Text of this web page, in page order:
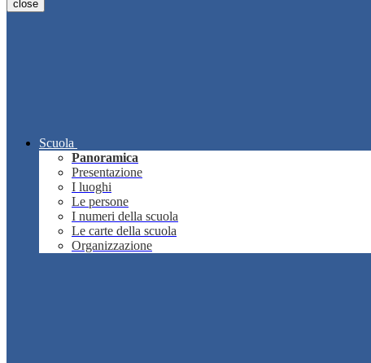
close
Scuola
Panoramica
Presentazione
I luoghi
Le persone
I numeri della scuola
Le carte della scuola
Organizzazione